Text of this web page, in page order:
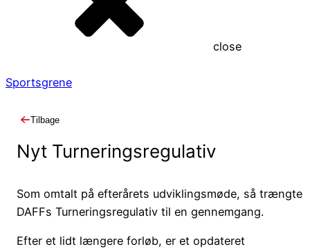
close
Sportsgrene
Tilbage
Nyt Turneringsregulativ
Som omtalt på efterårets udviklingsmøde, så trængte
DAFFs Turneringsregulativ til en gennemgang.
Efter et lidt længere forløb, er et opdateret